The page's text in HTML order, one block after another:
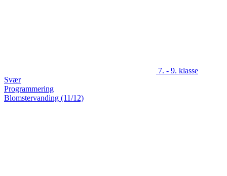
7. - 9. klasse
Svær
Programmering
Blomstervanding (11/12)